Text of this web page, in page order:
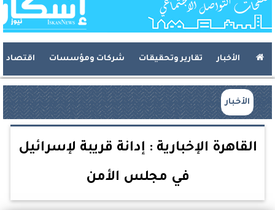
الأخبار تقارير وتحقيقات شركات ومؤسسات اقتصاد
الأخبار
القاهرة الإخبارية : إدانة قريبة لإسرائيل
في مجلس الأمن